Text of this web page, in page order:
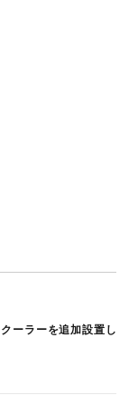
クーラーを追加設置し